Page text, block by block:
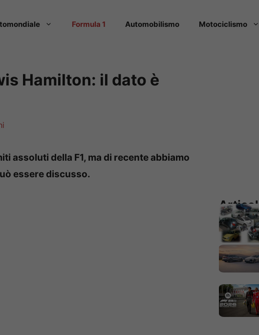
Formula 1 Automobilismo Motociclismo
Hamilton: il dato è
assoluti della F1, ma di recente abbiamo
essere discusso.